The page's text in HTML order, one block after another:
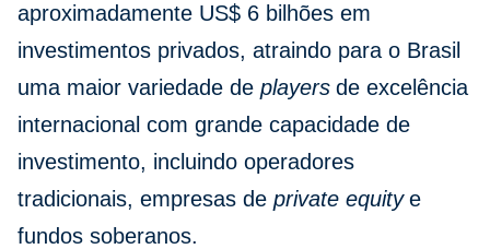
aproximadamente US$ 6 bilhões em
investimentos privados, atraindo para o Brasil
uma maior variedade de players de excelência
internacional com grande capacidade de
investimento, incluindo operadores
tradicionais, empresas de private equity e
fundos soberanos.